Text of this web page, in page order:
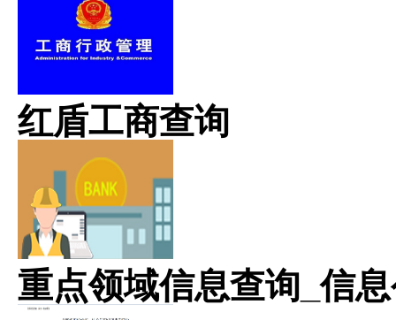
红盾工商查询
重点领域信息查询_信